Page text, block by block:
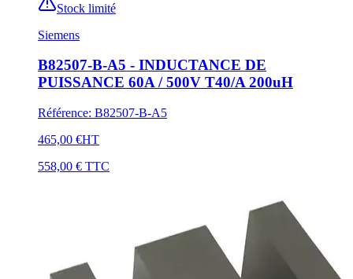
Stock limité
Siemens
B82507-B-A5 - INDUCTANCE DE
PUISSANCE 60A / 500V T40/A 200uH
Référence: B82507-B-A5
465,00 €HT
558,00 € TTC